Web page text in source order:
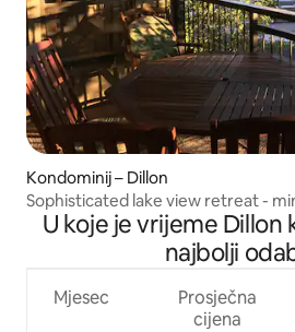
Kondominij – Dillon
Sophisticated lake view retreat -
U koje je vrijeme Dillon
najbolji
Mjesec
Prosječna
cijena